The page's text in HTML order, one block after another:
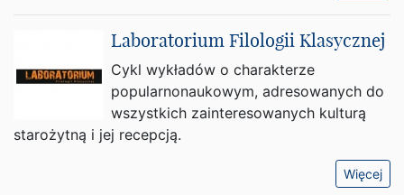
Laboratorium Filologii Klasycznej
Cykl wykładów o charakterze
popularnonaukowym, adresowanych do
wszystkich zainteresowanych kulturą
starożytną i jej recepcją.
Więcej